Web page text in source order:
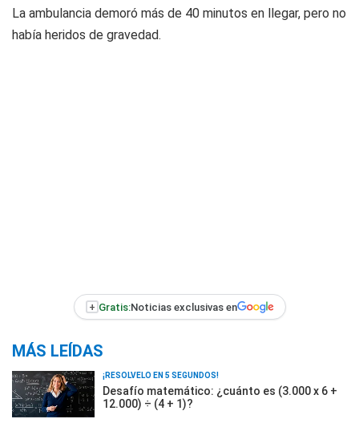
La ambulancia demoró más de 40 minutos en llegar, pero no
había heridos de gravedad.
+ Gratis:Noticias exclusivas en
MÁS LEÍDAS
¡RESOLVELO EN 5 SEGUNDOS!
Desafío matemático: ¿cuánto es (3.000 x 6 +
12.000) ÷ (4 + 1)?